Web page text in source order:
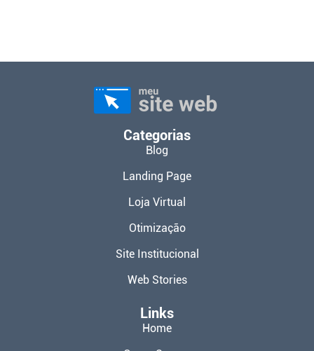
Categorias
Blog
Landing Page
Loja Virtual
Otimização
Site Institucional
Web Stories
Links
Home